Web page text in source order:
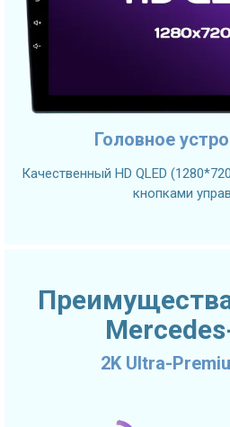
Головное
Качественный HD QLED
кнопками
2K Ultra-